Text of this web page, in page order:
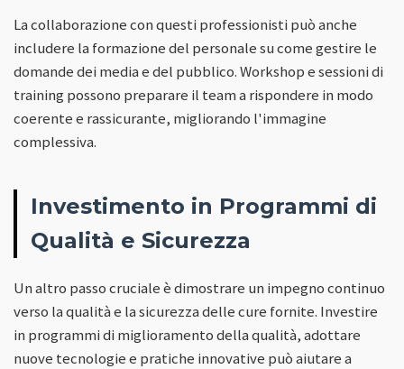
La collaborazione con questi professionisti può anche
includere la formazione del personale su come gestire le
domande dei media e del pubblico. Workshop e sessioni di
training possono preparare il team a rispondere in modo
coerente e rassicurante, migliorando l'immagine
complessiva.
Investimento in Programmi di
Qualità e Sicurezza
Un altro passo cruciale è dimostrare un impegno continuo
verso la qualità e la sicurezza delle cure fornite. Investire
in programmi di miglioramento della qualità, adottare
nuove tecnologie e pratiche innovative può aiutare a